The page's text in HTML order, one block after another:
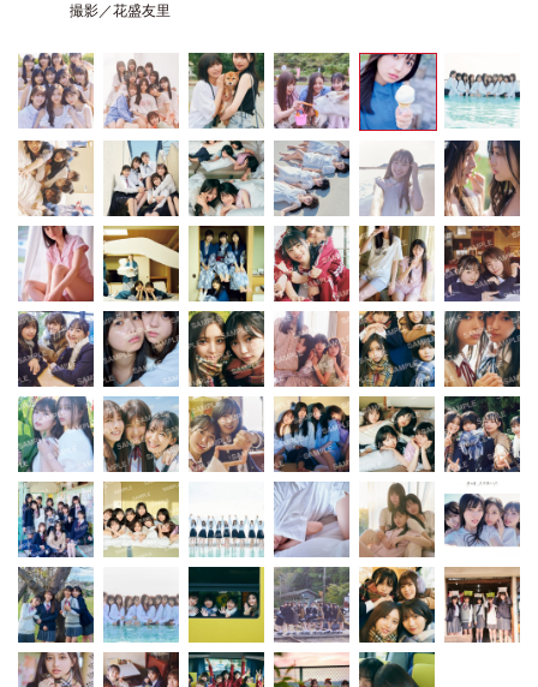
撮影／花盛友里